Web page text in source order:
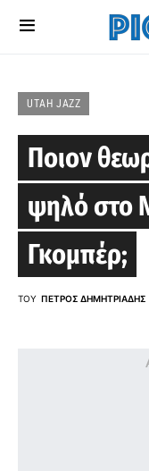
UTAH JAZZ
Ποιον
ψηλό στο
Γκομπέρ;
ΤΟΥ ΠΈΤΡΟΣ ΔΗΜΗΤΡΙΆΔΗΣ